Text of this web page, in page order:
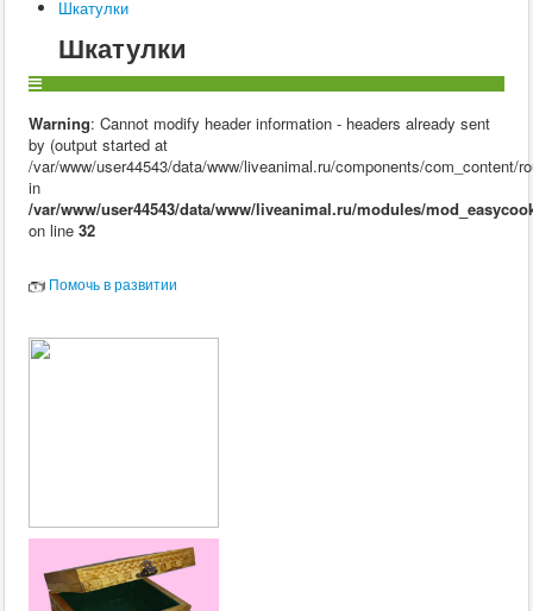
Шкатулки
Шкатулки
Warning: Cannot modify header information - headers already sent
by (output started at
/var/www/user44543/data/www/liveanimal.ru/components/com_content/
in
/var/www/user44543/data/www/liveanimal.ru/modules/
on line 32
Помочь в развитии